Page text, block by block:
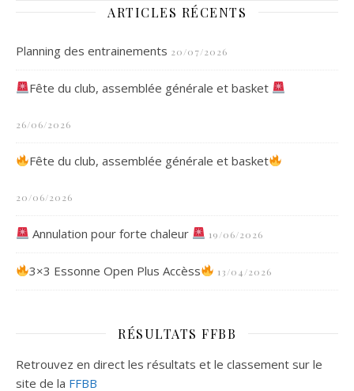
ARTICLES RÉCENTS
Planning des entrainements 20/07/2026
Fête du club, assemblée générale et basket
26/06/2026
Fête du club, assemblée générale et basket
20/06/2026
Annulation pour forte chaleur 19/06/2026
3×3 Essonne Open Plus Accèss 13/04/2026
RÉSULTATS FFBB
Retrouvez en direct les résultats et le classement sur le
site de la FFBB